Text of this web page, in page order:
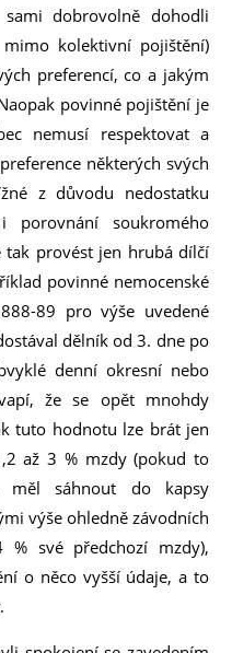
dobrovolně dohodli
kolektivní pojištění)
preferencí, co a jakým
povinné pojištění je
nemusí respektovat a
některých svých
z důvodu nedostatku
porovnání soukromého
provést jen hrubá dílčí
povinné nemocenské
89 pro výše uvedené
dělník od 3. dne po
denní okresní nebo
že se opět mnohdy
tuto hodnotu lze brát jen
až 3 % mzdy (pokud to
měl sáhnout do kapsy
výše ohledně závodních
% své předchozí mzdy),
o něco vyšší údaje, a to